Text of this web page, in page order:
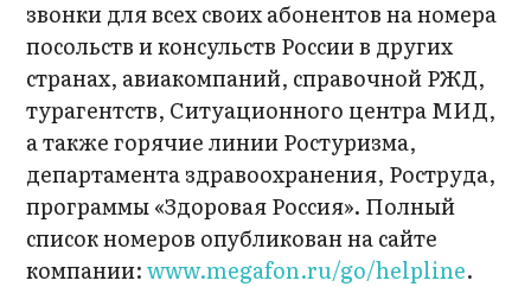
звонки для всех своих абонентов на номера
посольств и консульств России в других
странах, авиакомпаний, справочной РЖД,
турагентств, Ситуационного центра МИД,
а также горячие линии Ростуризма,
департамента здравоохранения, Роструда,
программы «Здоровая Россия». Полный
список номеров опубликован на сайте
компании:www.megafon.ru/go/helpline.